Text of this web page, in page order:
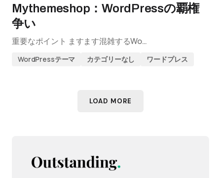
Mythemeshop：WordPressの覇権
争い
重要なポイント ますます混雑するWo…
WordPressテーマ カテゴリーなし ワードプレス
LOAD MORE